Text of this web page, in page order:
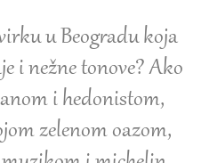
u Beogradu koja
i nežne tonove? Ako
i hedonistom,
zelenom oazom,